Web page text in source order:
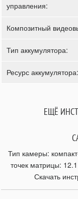
управления:
Композитный
Тип аккумулятора:
Ресурс аккумулятора:
ЕЩЁ
Тип камеры:
точек матрицы:
Скачать